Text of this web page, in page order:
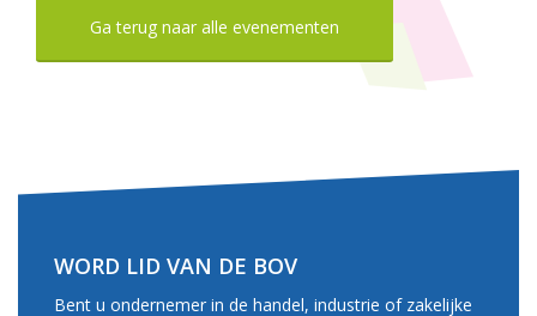
Ga terug naar alle evenementen
WORD LID VAN DE BOV
Bent u ondernemer in de handel, industrie of zakelijke